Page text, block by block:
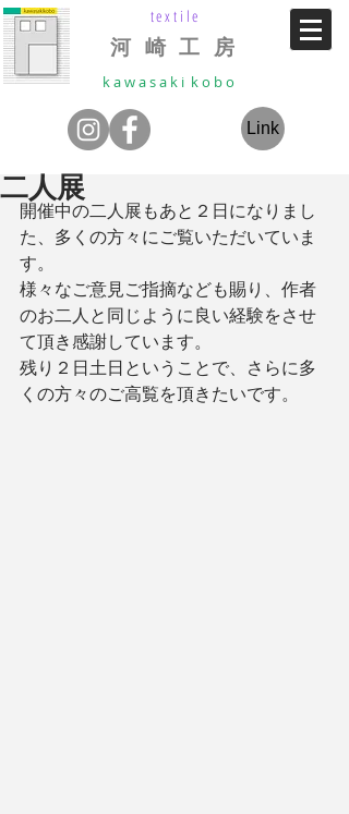
textile
河 崎 工 房
k a w a s a k i k o b o
Link
二人展
開催中の二人展もあと２日になりまし
た、多くの方々にご覧いただいていま
す。
様々なご意見ご指摘なども賜り、作者
のお二人と同じように良い経験をさせ
て頂き感謝しています。
残り２日土日ということで、さらに多
くの方々のご高覧を頂きたいです。